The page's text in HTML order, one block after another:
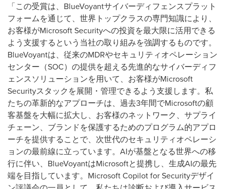
「この受賞は、BlueVoyantサイバーディフェンスプラット
フォームを通じて、世界トップクラスの専門知識により、
お客様がMicrosoft Securityへの投資を最大限に活用できる
よう支援するという当社の取り組みを強調するものです。
BlueVoyantは、従来のMDRやセキュリティオペレーション
センター（SOC）の提供を超える先進的なサイバーディフ
ェンスソリューションを用いて、お客様がMicrosoft
Securityスタックを展開・管理できるよう支援します。私
たちの革新的なアプローチは、過去3年間でMicrosoftの顧
客基盤を大幅に拡大し、お客様のネットワーク、サプライ
チェーン、ブランドを保護するためのプログラム的アプロ
ーチを提供することで、次世代のセキュリティオペレーシ
ョンの最前線に立っています。AIが基盤となる世界への移
行に伴い、BlueVoyantはMicrosoftと提携し、生成AIの最先
端を目指しています。Microsoft Copilot for Securityデザイ